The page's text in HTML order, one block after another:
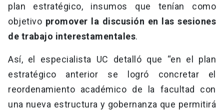
plan estratégico, insumos que tenían como
objetivo promover la discusión en las sesiones
de trabajo interestamentales.
Así, el especialista UC detalló que “en el plan
estratégico anterior se logró concretar el
reordenamiento académico de la facultad con
una nueva estructura y gobernanza que permitirá